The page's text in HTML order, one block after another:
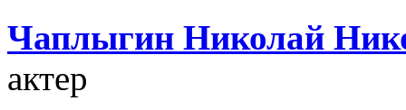
Чаплыгин Николай
актер